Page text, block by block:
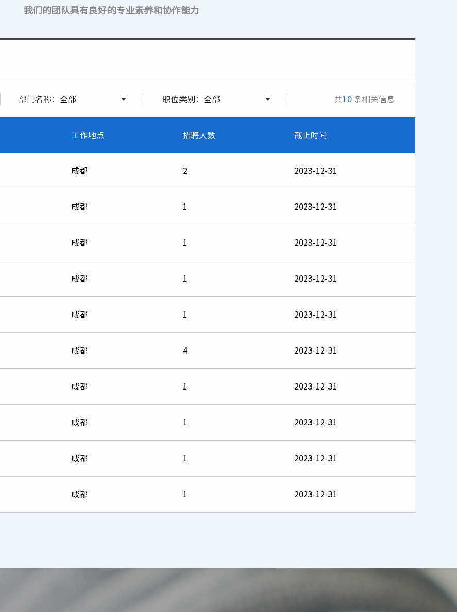
我们的团队具有良好的专业素养和协作能力
部门名称： 职位类别： 共10 条相关信息
工作地点 招聘人数 截止时间
成都 2 2023-12-31
成都 1 2023-12-31
成都 1 2023-12-31
成都 1 2023-12-31
成都 1 2023-12-31
成都 4 2023-12-31
成都 1 2023-12-31
成都 1 2023-12-31
成都 1 2023-12-31
成都 1 2023-12-31